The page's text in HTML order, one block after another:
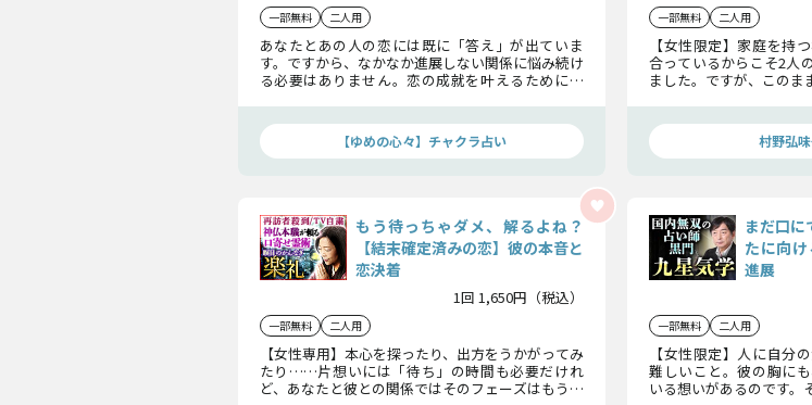
一部無料 二人用
あなたとあの人の恋には既に「答え」が出ていま
す。ですから、なかなか進展しない関係に悩み続け
る必要はありません。恋の成就を叶えるために、
【ゆめの心々】チャクラ占い
一部無料 二人用
【女性限定】家庭を持
合っているからこそ2人
ました。ですが、このま
村野弘
もう待っちゃダメ、解るよね？
【結末確定済みの恋】彼の本音と
恋決着
1回 1,650円（税込）
一部無料 二人用
【女性専用】本心を探ったり、出方をうかがってみ
たり……片想いには「待ち」の時間も必要だけれ
ど、あなたと彼との関係ではそのフェーズはもう不
まだ口に
たに向
進展
一部無料 二人用
【女性限定】人に自分
難しいこと。彼の胸に
いる想いがあるのです。